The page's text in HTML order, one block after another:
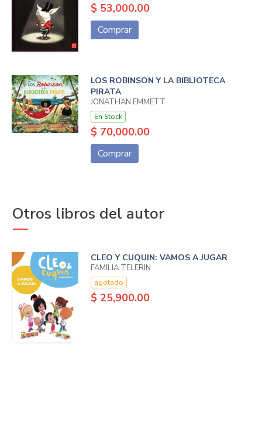
$ 53,000.00
Comprar
LOS ROBINSON Y LA BIBLIOTECA
PIRATA
JONATHAN EMMETT
En Stock
$ 70,000.00
Comprar
Otros libros del autor
CLEO Y CUQUIN: VAMOS A JUGAR
FAMILIA TELERIN
agotado
$ 25,900.00